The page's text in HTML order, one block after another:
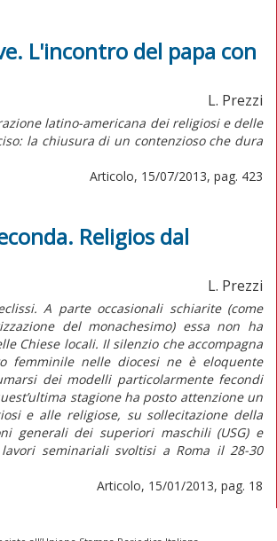
L'incontro del papa con
L. Prezzi
latino-americana dei religiosi e delle
la chiusura di un contenzioso che dura
Articolo, 15/07/2013, pag. 423
Religios dal
L. Prezzi
A parte occasionali schiarite (come
del monachesimo) essa non ha
Chiese locali. Il silenzio che accompagna
femminile nelle diocesi ne è eloquente
dei modelli particolarmente fecondi
stagione ha posto attenzione un
e alle religiose, su sollecitazione della
generali dei superiori maschili (USG) e
seminariali svoltisi a Roma il 28-30
Articolo, 15/01/2013, pag. 18